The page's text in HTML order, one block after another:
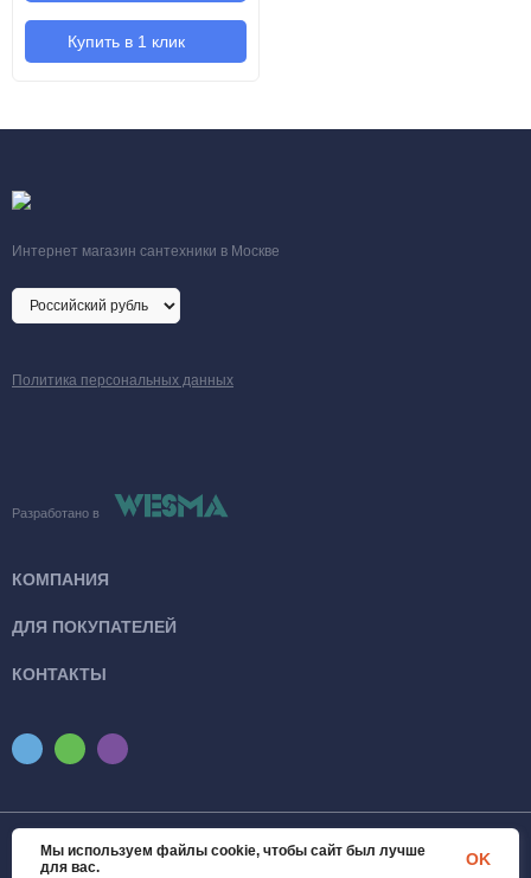
Купить в 1 клик
Интернет магазин сантехники в Москве
Политика персональных данных
Разработано в
КОМПАНИЯ
ДЛЯ ПОКУПАТЕЛЕЙ
КОНТАКТЫ
© 2026 SanTexWorld. Все права защищены
Мы используем файлы cookie, чтобы сайт был лучше
для вас.
OK